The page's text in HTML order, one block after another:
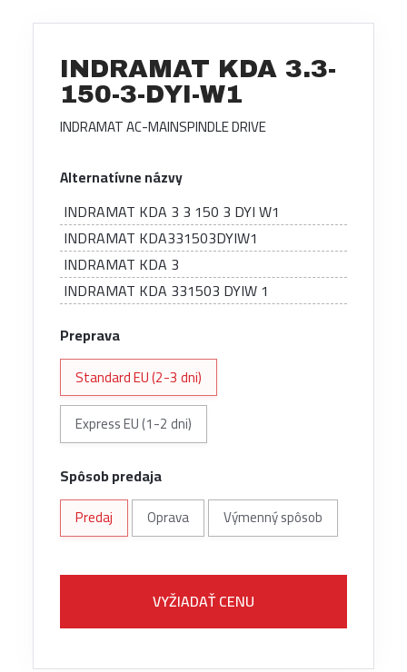
INDRAMAT KDA 3.3-
150-3-DYI-W1
INDRAMAT AC-MAINSPINDLE DRIVE
Alternatívne názvy
INDRAMAT KDA 3 3 150 3 DYI W1
INDRAMAT KDA331503DYIW1
INDRAMAT KDA 3
INDRAMAT KDA 331503 DYIW 1
Preprava
Standard EU (2-3 dni)
Express EU (1-2 dni)
Spôsob predaja
Predaj Oprava Výmenný spôsob
VYŽIADAŤ CENU